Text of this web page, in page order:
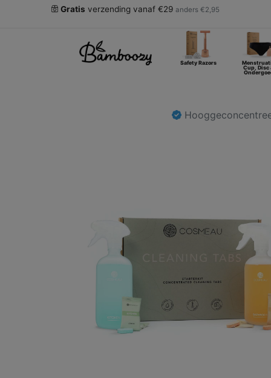
Gratis verzending vanaf €29 anders €2,95
Safety Razors
Cup, Disc